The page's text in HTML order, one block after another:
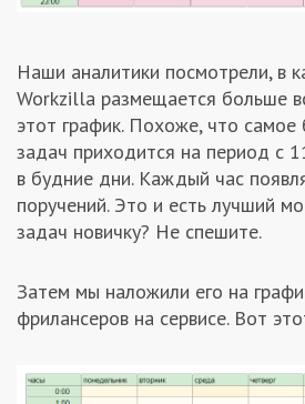
Наши аналитики посмотрели, в
Workzilla размещается больше
этот график. Похоже, что
задач приходится на период с
в будние дни. Каждый час
поручений. Это и есть лучший
задач новичку? Не спешите.
Затем мы наложили его на
фрилансеров на сервисе. Вот